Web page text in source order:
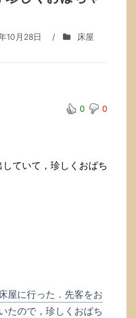
10月28日 / 床屋
0 0
ていて，珍しくおばち
屋に行った．先客をお
たので，珍しくおばち